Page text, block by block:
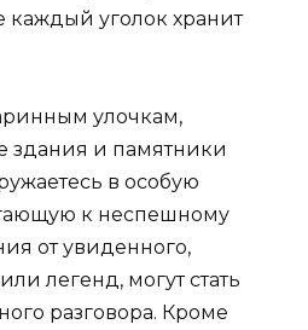
каждый уголок хранит
улочкам,
здания и памятники
в особую
к неспешному
от увиденного,
легенд, могут стать
разговора. Кроме